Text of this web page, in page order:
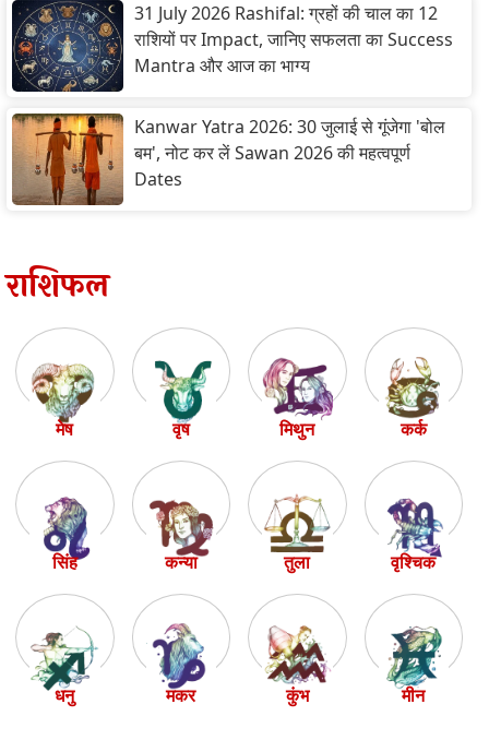
31 July 2026 Rashifal: ग्रहों की चाल का 12
राशियों पर Impact, जानिए सफलता का Success
Mantra और आज का भाग्य
Kanwar Yatra 2026: 30 जुलाई से गूंजेगा 'बोल
बम', नोट कर लें Sawan 2026 की महत्वपूर्ण
Dates
राशिफल
मेष वृष मिथुन कर्क
सिंह कन्या तुला वृश्चिक
धनु मकर कुंभ मीन